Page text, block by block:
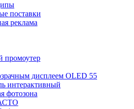
поставки
реклама
промоутер
дисплеем OLED 55
интерактивный
фотозона